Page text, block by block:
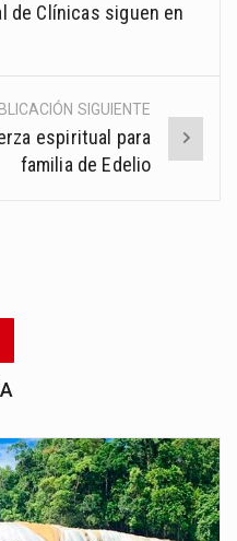
de Clínicas siguen en
SIGUIENTE
espiritual para
familia de Edelio